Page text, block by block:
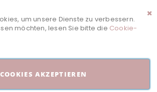
um unsere Dienste zu verbessern.
möchten, lesen Sie bitte die Cookie-
COOKIES AKZEPTIEREN